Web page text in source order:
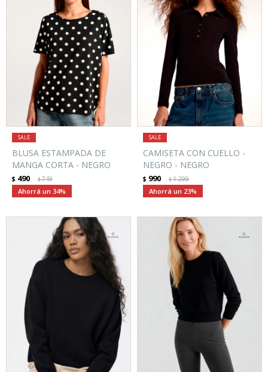
BLUSA ESTAMPADA DE
MANGA CORTA - NEGRO
$ 490 $749
34
CAMISETA CON CUELLO -
NEGRO - NEGRO
$ 990 $1.299
23